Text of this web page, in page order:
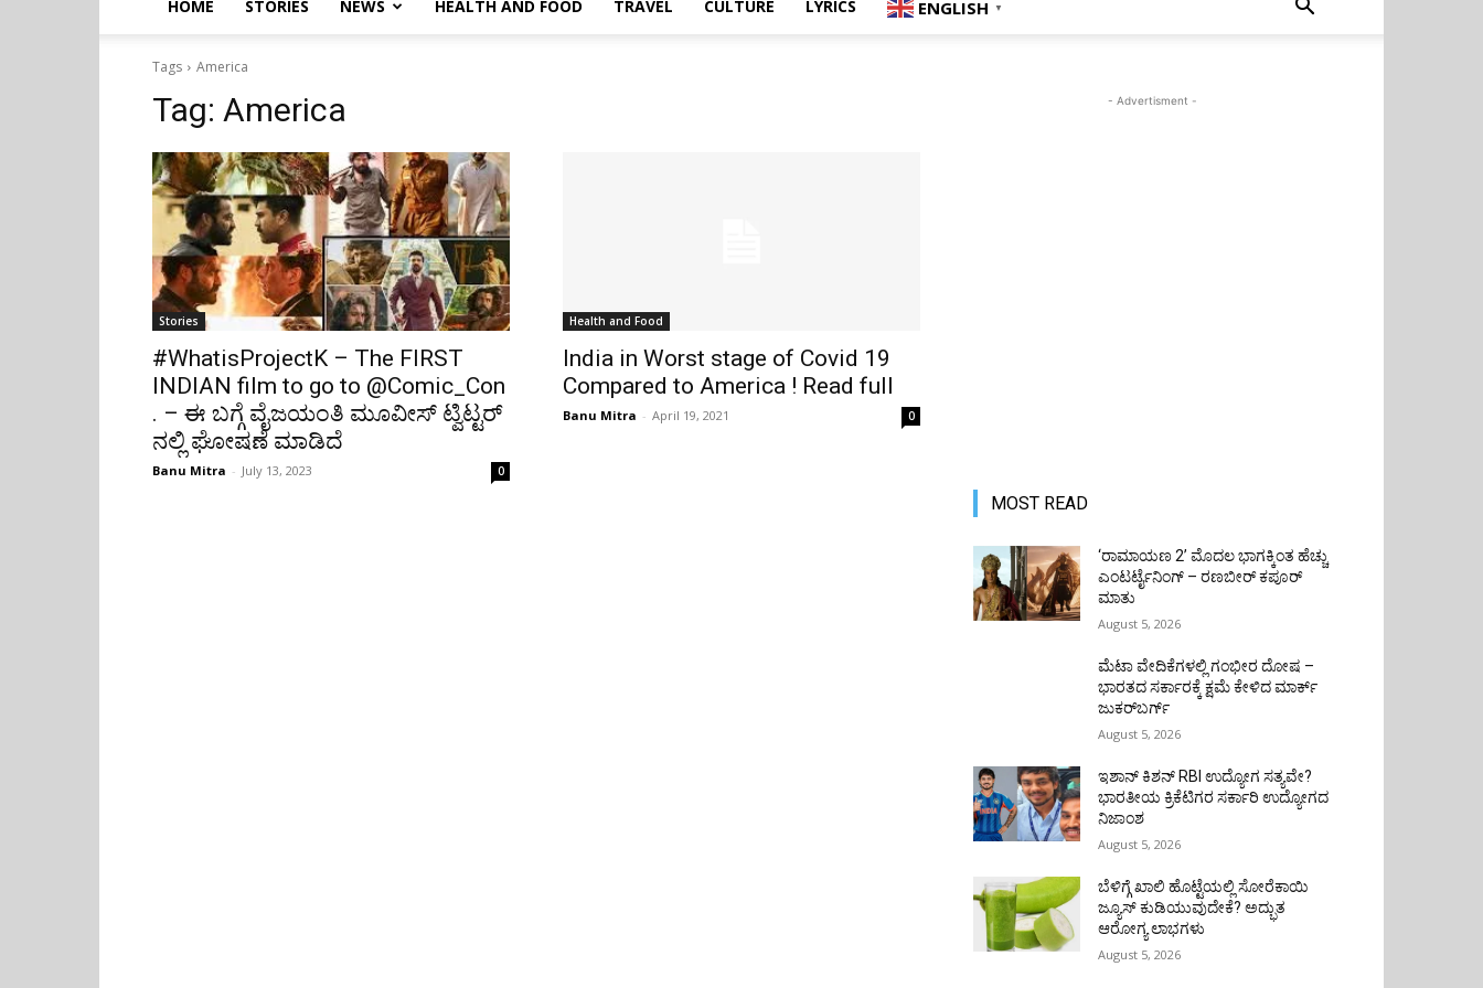
HOME STORIES NEWS HEALTH AND FOOD TRAVEL CULTURE LYRICS ENGLISH ▼
Tags America
Tag: America
Stories
#WhatisProjectK – The FIRST
INDIAN film to go to @Comic_Con
. – ಈ ಬಗ್ಗೆ ವೈಜಯಂತಿ ಮೂವೀಸ್ ಟ್ವಿಟ್ಟರ್
ನಲ್ಲಿ ಘೋಷಣೆ ಮಾಡಿದೆ
Banu Mitra - July 13, 2023 0
Health and Food
India in Worst stage of Covid 19
Compared to America ! Read full
Banu Mitra - April 19, 2021 0
- Advertisment -
MOST READ
‘ರಾಮಾಯಣ 2’ ಮೊದಲ ಭಾಗಕ್ಕಿಂತ ಹೆಚ್ಚು
ಎಂಟರ್ಟೈನಿಂಗ್ – ರಣಬೀರ್ ಕಪೂರ್
ಮಾತು
August 5, 2026
ಮೆಟಾ ವೇದಿಕೆಗಳಲ್ಲಿ ಗಂಭೀರ ದೋಷ –
ಭಾರತದ ಸರ್ಕಾರಕ್ಕೆ ಕ್ಷಮೆ ಕೇಳಿದ ಮಾರ್ಕ್
ಜುಕರ್‌ಬರ್ಗ್
August 5, 2026
ಇಶಾನ್ ಕಿಶನ್ RBI ಉದ್ಯೋಗ ಸತ್ಯವೇ?
ಭಾರತೀಯ ಕ್ರಿಕೆಟಿಗರ ಸರ್ಕಾರಿ ಉದ್ಯೋಗದ
ನಿಜಾಂಶ
August 5, 2026
ಬೆಳಿಗ್ಗೆ ಖಾಲಿ ಹೊಟ್ಟೆಯಲ್ಲಿ ಸೋರೆಕಾಯಿ
ಜ್ಯೂಸ್ ಕುಡಿಯುವುದೇಕೆ? ಅದ್ಭುತ
ಆರೋಗ್ಯ ಲಾಭಗಳು
August 5, 2026